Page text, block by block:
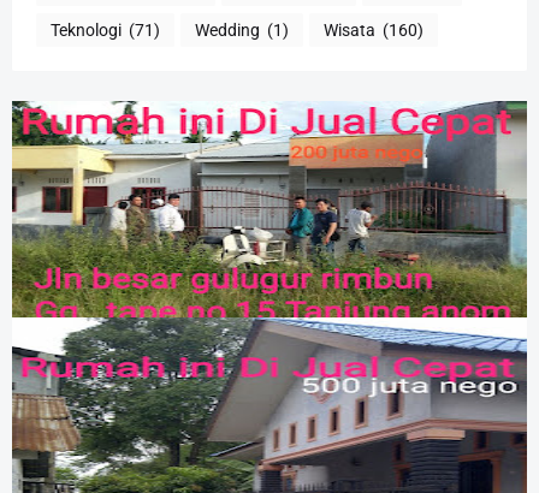
Teknologi (71) Wedding (1) Wisata (160)